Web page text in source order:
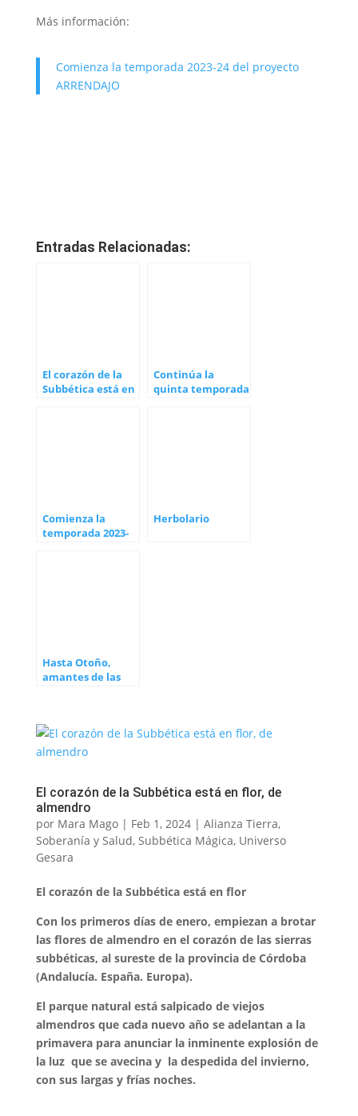
Más información:
Comienza la temporada 2023-24 del proyecto
ARRENDAJO
Entradas Relacionadas:
El corazón de la
Subbética está en
Continúa la
quinta temporada
Comienza la
temporada 2023-
Herbolario
Hasta Otoño,
amantes de las
El corazón de la Subbética está en flor, de
almendro
por Mara Mago| Feb 1, 2024| Alianza Tierra,
Soberanía y Salud, Subbética Mágica, Universo
Gesara
El corazón de la Subbética está en flor
Con los primeros días de enero, empiezan a brotar
las flores de almendro en el corazón de las sierras
subbéticas, al sureste de la provincia de Córdoba
(Andalucía. España. Europa).
El parque natural está salpicado de viejos
almendros que cada nuevo año se adelantan a la
primavera para anunciar la inminente explosión de
la luz que se avecina y la despedida del invierno,
con sus largas y frías noches.